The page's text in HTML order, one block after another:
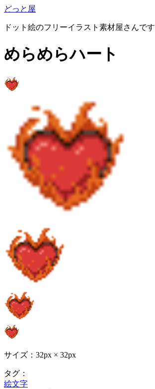
どっと屋
ドット絵のフリーイラスト素材屋さんです
めらめらハート
サイズ：32px × 32px
タグ：
絵文字